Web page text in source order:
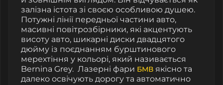
залізна істота зі своєю особливою душею.
Потужні лінії передньої частини авто,
масивні повітрозбірники, які акцентують
висоту авто, шикарні диски двадцятого
дюйму із поєднанням бурштинового
мерехтіння у кольорі, який називається
Bernina Grey. Лазерні фари БМВ якісно та
далеко освічують дорогу та автоматично